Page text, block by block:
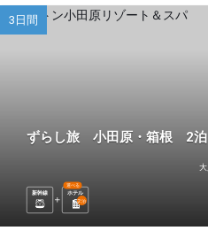
3日間
ずらし旅 小田原・箱根 2泊
新幹線 ホテル
選べる
2泊